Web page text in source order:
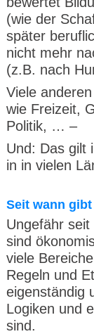
(wie der
später
nicht mehr
(z.B. nach
Viele
wie Freizeit,
Politik, … –
Und: Das gilt
in in vielen
Seit wann
Ungefähr
sind
viele
Regeln und
eigenständig
Logiken und
sind.